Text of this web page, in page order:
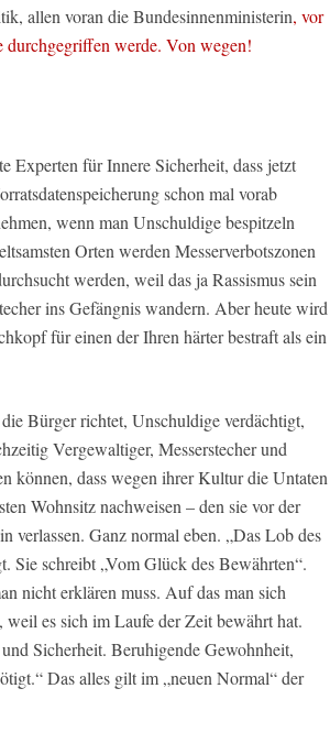
allen voran die Bundesinnenministerin, vor
durchgegriffen werde. Von wegen!
Experten für Innere Sicherheit, dass jetzt
schon mal vorab
wenn man Unschuldige bespitzeln
Orten werden Messerverbotszonen
werden, weil das ja Rassismus sein
ins Gefängnis wandern. Aber heute wird
für einen der Ihren härter bestraft als ein
Bürger richtet, Unschuldige verdächtigt,
Vergewaltiger, Messerstecher und
können, dass wegen ihrer Kultur die Untaten
Wohnsitz nachweisen – den sie vor der
Ganz normal eben. „Das Lob des
Sie schreibt „Vom Glück des Bewährten“.
nicht erklären muss. Auf das man sich
es sich im Laufe der Zeit bewährt hat.
Sicherheit. Beruhigende Gewohnheit,
Das alles gilt im „neuen Normal“ der